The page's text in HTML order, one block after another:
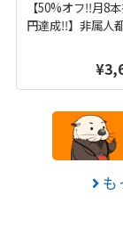
【50%オフ‼️月8
円達成‼️】非属人
も